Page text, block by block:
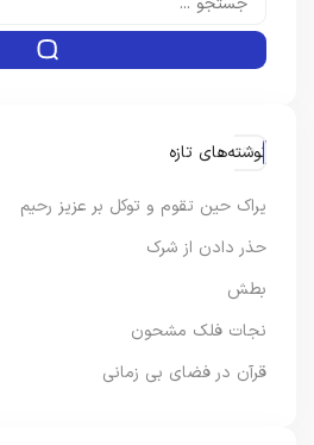
نوشته‌های تازه
یراک حین تقوم و توکل بر عزیز رحیم
حذر دادن از شرک
بطش
نجات فلک مشحون
قرآن در فضای بی زمانی